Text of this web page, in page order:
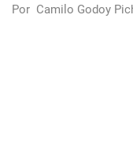
Por Camilo Godoy